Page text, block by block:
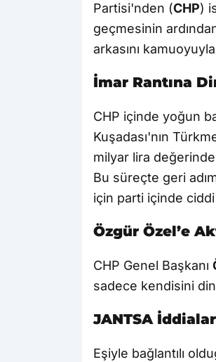
Partisi'nden (CHP)
geçmesinin
arkasını
İmar Rantına
CHP içinde yoğun
Kuşadası'nın
milyar lira
Bu süreçte geri
için parti içinde ciddi
Özgür Özel’e
CHP Genel Başkanı
sadece kendisini
JANTSA
Eşiyle bağlantılı